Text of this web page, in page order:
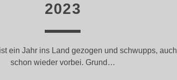
2023
ein Jahr ins Land gezogen und schwupps, auch
schon wieder vorbei. Grund…